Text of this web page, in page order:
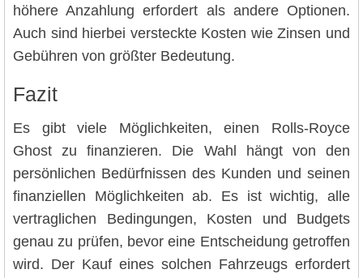
höhere Anzahlung erfordert als andere Optionen.
Auch sind hierbei versteckte Kosten wie Zinsen und
Gebühren von größter Bedeutung.
Fazit
Es gibt viele Möglichkeiten, einen Rolls-Royce
Ghost zu finanzieren. Die Wahl hängt von den
persönlichen Bedürfnissen des Kunden und seinen
finanziellen Möglichkeiten ab. Es ist wichtig, alle
vertraglichen Bedingungen, Kosten und Budgets
genau zu prüfen, bevor eine Entscheidung getroffen
wird. Der Kauf eines solchen Fahrzeugs erfordert